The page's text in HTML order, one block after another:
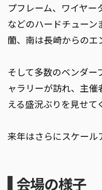
プフレーム、ワイヤー
などのハードチューン
蘭、南は長崎からのエ
そして多数のベンダー
ャラリーが訪れ、主
える盛況ぶりを見せて
来年はさらにスケール
会場の様子